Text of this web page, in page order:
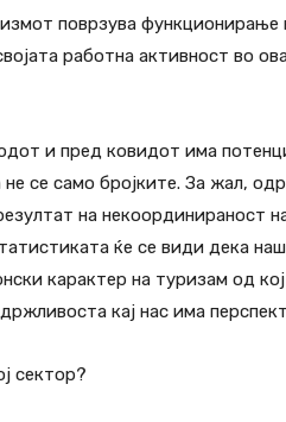
поврзува функционирање
работна активност во
и пред ковидот има
се само бројките. За жал,
на некоординираност
ќе се види дека
карактер на туризам од
кај нас има
сектор?